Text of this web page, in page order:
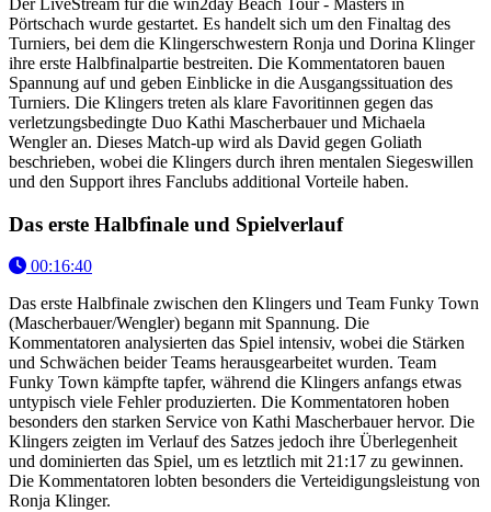
Pörtschach wurde gestartet. Es handelt sich um den Finaltag des
Turniers, bei dem die Klingerschwestern Ronja und Dorina Klinger
ihre erste Halbfinalpartie bestreiten. Die Kommentatoren bauen
Spannung auf und geben Einblicke in die Ausgangssituation des
Turniers. Die Klingers treten als klare Favoritinnen gegen das
verletzungsbedingte Duo Kathi Mascherbauer und Michaela
Wengler an. Dieses Match-up wird als David gegen Goliath
beschrieben, wobei die Klingers durch ihren mentalen Siegeswillen
und den Support ihres Fanclubs additional Vorteile haben.
Das erste Halbfinale und Spielverlauf
00:16:40
Das erste Halbfinale zwischen den Klingers und Team Funky Town
(Mascherbauer/Wengler) begann mit Spannung. Die
Kommentatoren analysierten das Spiel intensiv, wobei die Stärken
und Schwächen beider Teams herausgearbeitet wurden. Team
Funky Town kämpfte tapfer, während die Klingers anfangs etwas
untypisch viele Fehler produzierten. Die Kommentatoren hoben
besonders den starken Service von Kathi Mascherbauer hervor. Die
Klingers zeigten im Verlauf des Satzes jedoch ihre Überlegenheit
und dominierten das Spiel, um es letztlich mit 21:17 zu gewinnen.
Die Kommentatoren lobten besonders die Verteidigungsleistung von
Ronja Klinger.